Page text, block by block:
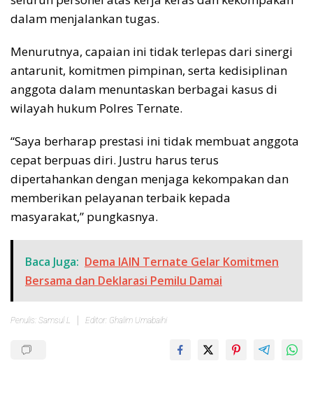
dalam menjalankan tugas.
Menurutnya, capaian ini tidak terlepas dari sinergi
antarunit, komitmen pimpinan, serta kedisiplinan
anggota dalam menuntaskan berbagai kasus di
wilayah hukum Polres Ternate.
“Saya berharap prestasi ini tidak membuat anggota
cepat berpuas diri. Justru harus terus
dipertahankan dengan menjaga kekompakan dan
memberikan pelayanan terbaik kepada
masyarakat,” pungkasnya.
Baca Juga: Dema IAIN Ternate Gelar Komitmen
Bersama dan Deklarasi Pemilu Damai
Penulis: Samsul L Editor: Ghalim Umabaihi